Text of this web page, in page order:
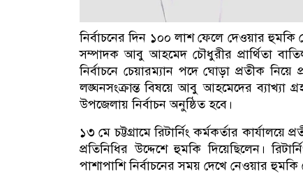
নির্বাচনের দিন ১০০ লাশ ফেলে দেওয়ার হুমকি
সম্পাদক আবু আহমেদ চৌধুরীর প্রার্থিতা
নির্বাচনে চেয়ারম্যান পদে ঘোড়া প্রতীক
লঙ্ঘনসংক্রান্ত বিষয়ে আবু আহমেদের ব্যাখ্যা
উপজেলায় নির্বাচন অনুষ্ঠিত হবে।
১৩ মে চট্টগ্রামে রিটার্নিং কর্মকর্তার কার্যালয়ে
প্রতিনিধির উদ্দেশে হুমকি দিয়েছিলেন।
পাশাপাশি নির্বাচনের সময় দেখে নেওয়ার হুমকি